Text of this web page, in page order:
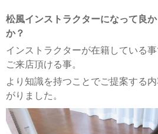
松風インストラクターになって良
か？
インストラクターが在籍している
ご来店頂ける事。
より知識を持つことでご提案する
がりました。